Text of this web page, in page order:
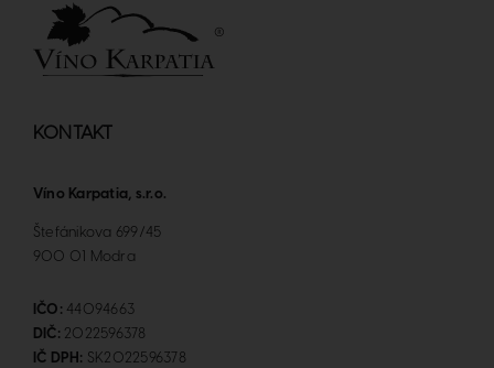
KONTAKT
Víno Karpatia, s.r.o.
Štefánikova 699/45
900 01 Modra
IČO: 44094663
DIČ: 2022596378
IČ DPH: SK2022596378